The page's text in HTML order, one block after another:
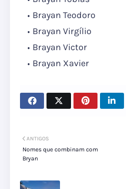
Brayan Teodoro
Brayan Virgílio
Brayan Victor
Brayan Xavier
ANTIGOS
Nomes que combinam com
Bryan